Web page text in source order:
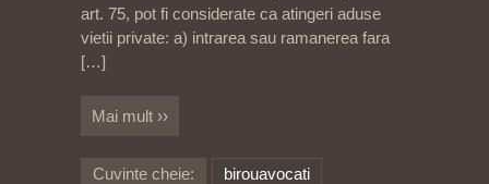
art. 75, pot fi considerate ca atingeri aduse
vietii private: a) intrarea sau ramanerea fara
[…]
Mai mult ››
Cuvinte cheie:
birouavocati